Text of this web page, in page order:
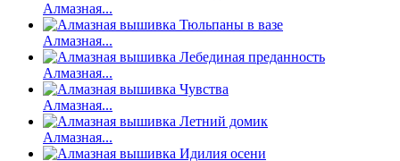
Алмазная...
Алмазная...
Алмазная...
Алмазная...
Алмазная...